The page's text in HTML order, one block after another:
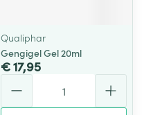
Qualiphar
Gengigel Gel 20ml
€ 17,95